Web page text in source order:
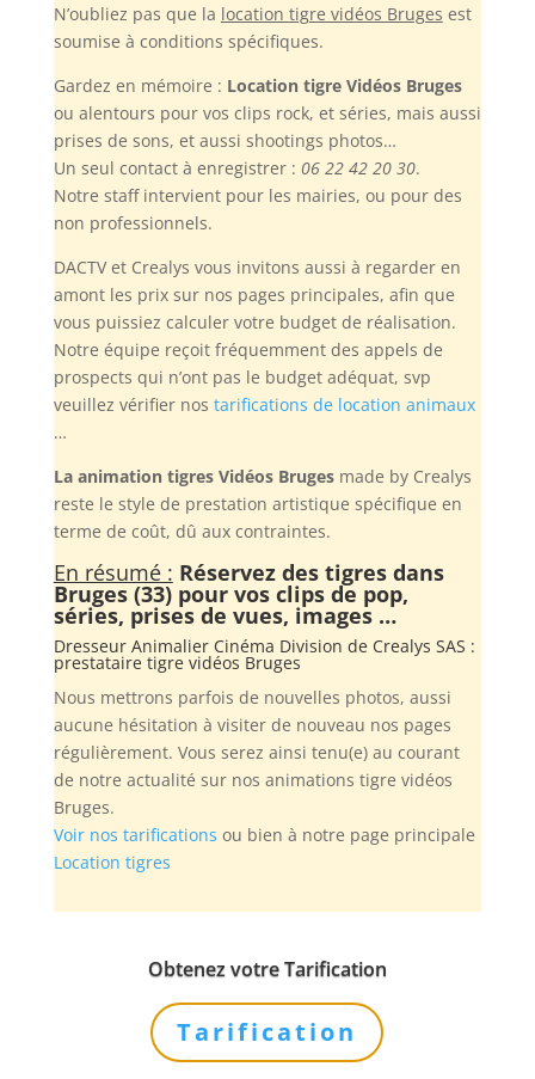
N’oubliez pas que la location tigre vidéos Bruges est
soumise à conditions spécifiques.
Gardez en mémoire : Location tigre Vidéos Bruges
ou alentours pour vos clips rock, et séries, mais aussi
prises de sons, et aussi shootings photos…
Un seul contact à enregistrer : 06 22 42 20 30.
Notre staff intervient pour les mairies, ou pour des
non professionnels.
DACTV et Crealys vous invitons aussi à regarder en
amont les prix sur nos pages principales, afin que
vous puissiez calculer votre budget de réalisation.
Notre équipe reçoit fréquemment des appels de
prospects qui n’ont pas le budget adéquat, svp
veuillez vérifier nos tarifications de location animaux
…
La animation tigres Vidéos Brugesmade by Crealys
reste le style de prestation artistique spécifique en
terme de coût, dû aux contraintes.
En résumé : Réservez des tigres dans
Bruges (33) pour vos clips de pop,
séries, prises de vues, images …
Dresseur Animalier Cinéma Division de Crealys SAS :
prestataire tigre vidéos Bruges
Nous mettrons parfois de nouvelles photos, aussi
aucune hésitation à visiter de nouveau nos pages
régulièrement. Vous serez ainsi tenu(e) au courant
de notre actualité sur nos animations tigre vidéos
Bruges.
Voir nos tarifications ou bien à notre page principale
Location tigres
Obtenez votre Tarification
Tarification